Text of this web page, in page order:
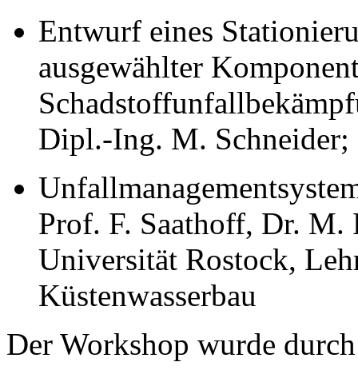
Entwurf eines
ausgewählter
Dipl.-Ing. M. Schneider;
Prof. F. Saathoff, Dr.
Universität Rostock,
Küstenwasserbau
Der Workshop wurde